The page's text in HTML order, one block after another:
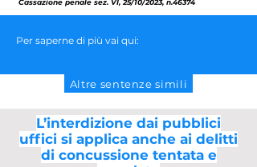
Cassazione penale sez. VI, 25/10/2023, n.46374
Per saperne di più vai qui:
Altre sentenze simili
L’interdizione dai pubblici
uffici si applica anche ai delitti
di concussione tentata e